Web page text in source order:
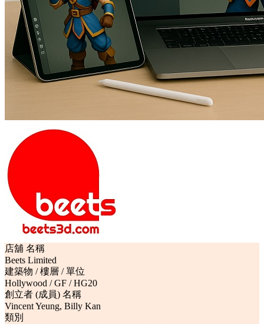
店舖 名稱
Beets Limited
建築物 / 樓層 / 單位
Hollywood / GF / HG20
創立者 (成員) 名稱
Vincent Yeung, Billy Kan
類別